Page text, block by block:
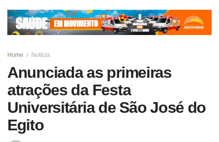
Home Notícia
Anunciada as primeiras
atrações da Festa
Universitária de São José do
Egito